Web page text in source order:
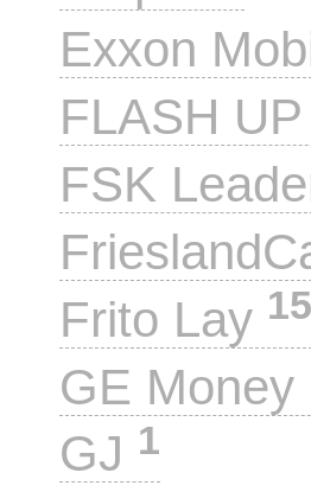
Exxon
FLASH UP
FSK
Frito Lay 15
GE Money
GJ 1